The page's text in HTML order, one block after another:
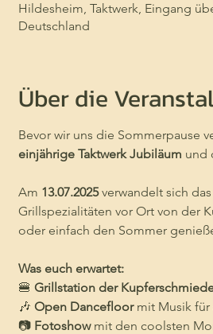
Hildesheim, Taktwerk, Eingang
Deutschland
Über die
Bevor wir uns die Sommerpause
einjährige Taktwerk Jubiläum und
Am 13.07.2025 verwandelt sich
Grillspezialitäten vor Ort von der
oder einfach den Sommer
Was euch erwartet:
🍔 Grillstation der
🎶 Open Dancefloor mit Musik für
📷 Fotoshow mit den coolsten